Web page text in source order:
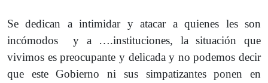
Se dedican a intimidar y atacar a quienes les son
incómodos y a ….instituciones, la situación que
vivimos es preocupante y delicada y no podemos decir
que este Gobierno ni sus simpatizantes ponen en